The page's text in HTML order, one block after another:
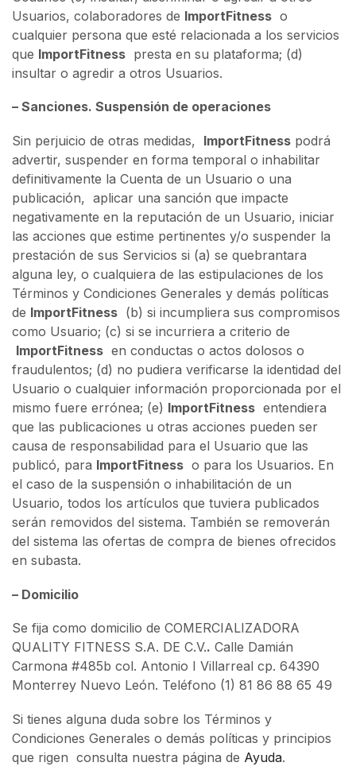
Usuarios, colaboradores de ImportFitness o
cualquier persona que esté relacionada a los servicios
que ImportFitness presta en su plataforma; (d)
insultar o agredir a otros Usuarios.
– Sanciones. Suspensión de operaciones
Sin perjuicio de otras medidas, ImportFitness podrá
advertir, suspender en forma temporal o inhabilitar
definitivamente la Cuenta de un Usuario o una
publicación, aplicar una sanción que impacte
negativamente en la reputación de un Usuario, iniciar
las acciones que estime pertinentes y/o suspender la
prestación de sus Servicios si (a) se quebrantara
alguna ley, o cualquiera de las estipulaciones de los
Términos y Condiciones Generales y demás políticas
de ImportFitness (b) si incumpliera sus compromisos
como Usuario; (c) si se incurriera a criterio de
ImportFitness en conductas o actos dolosos o
fraudulentos; (d) no pudiera verificarse la identidad del
Usuario o cualquier información proporcionada por el
mismo fuere errónea; (e) ImportFitness entendiera
que las publicaciones u otras acciones pueden ser
causa de responsabilidad para el Usuario que las
publicó, para ImportFitness o para los Usuarios. En
el caso de la suspensión o inhabilitación de un
Usuario, todos los artículos que tuviera publicados
serán removidos del sistema. También se removerán
del sistema las ofertas de compra de bienes ofrecidos
en subasta.
– Domicilio
Se fija como domicilio de COMERCIALIZADORA
QUALITY FITNESS S.A. DE C.V.. Calle Damián
Carmona #485b col. Antonio I Villarreal cp. 64390
Monterrey Nuevo León. Teléfono (1) 81 86 88 65 49
Si tienes alguna duda sobre los Términos y
Condiciones Generales o demás políticas y principios
que rigen consulta nuestra página de Ayuda.